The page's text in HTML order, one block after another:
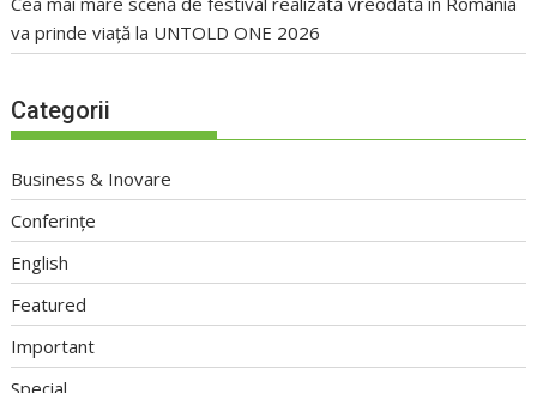
va prinde viață la UNTOLD ONE 2026
Categorii
Business & Inovare
Conferințe
English
Featured
Important
Special